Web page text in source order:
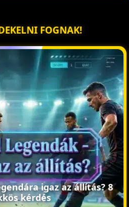
FOGNAK!
igaz az állítás? 8
kérdés